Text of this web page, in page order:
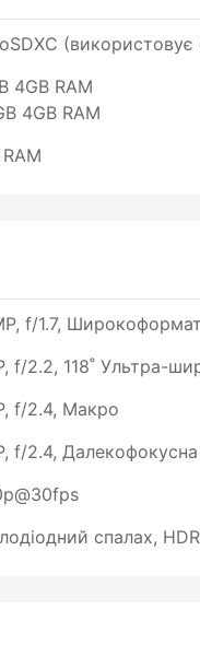
(використовує
4GB RAM
4GB RAM
f/1.7,
f/2.2, 118˚ Ультра-
f/2.4, Макро
f/2.4, Далекофокусна
спалах,